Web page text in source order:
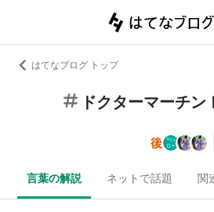
はてなブログ トップ
ドクターマーチン
言葉の解説 ネットで話題 関